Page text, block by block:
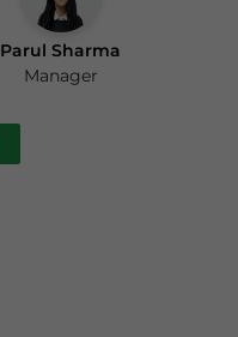
Parul Sharma
Manager